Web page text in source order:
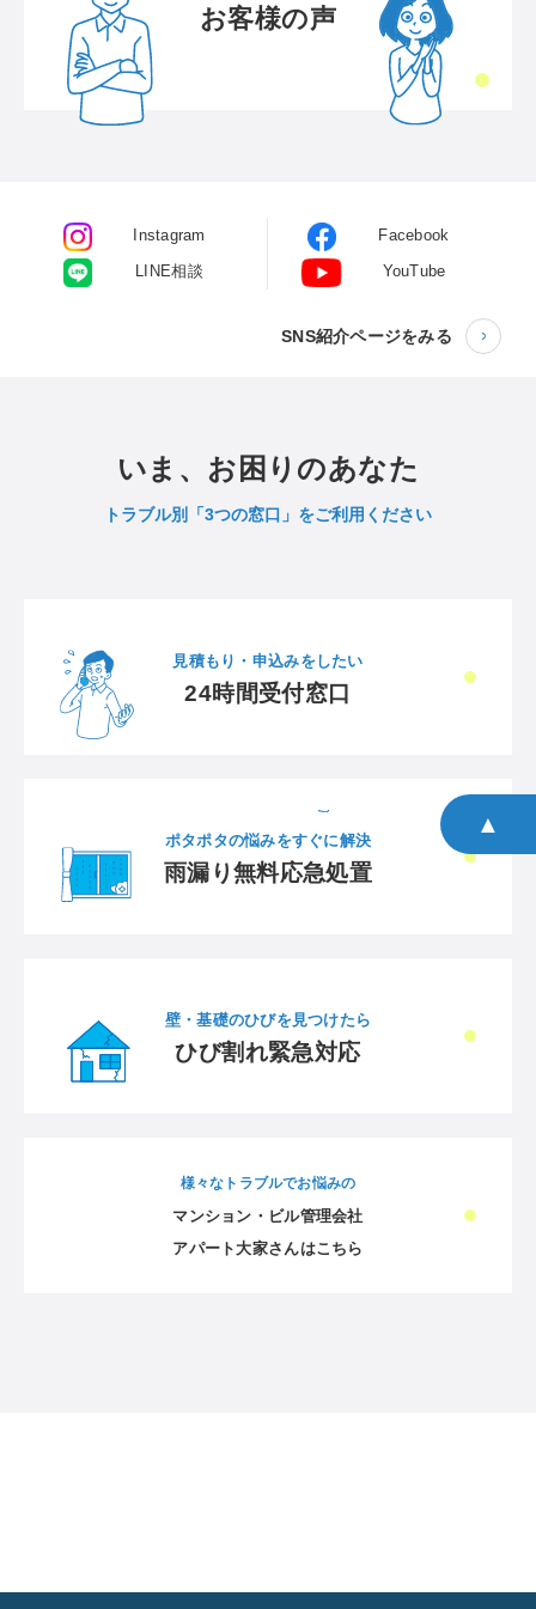
お客様の声
Instagram
Facebook
LINE相談
YouTube
SNS紹介ページをみる
いま、お困りのあなた
トラブル別「3つの窓口」をご利用ください
見積もり・申込みをしたい
24時間受付窓口
ポタポタの悩みをすぐに解決
雨漏り無料応急処置
壁・基礎のひびを見つけたら
ひび割れ緊急対応
様々なトラブルでお悩みの
マンション・ビル管理会社
アパート大家さんはこちら
▲